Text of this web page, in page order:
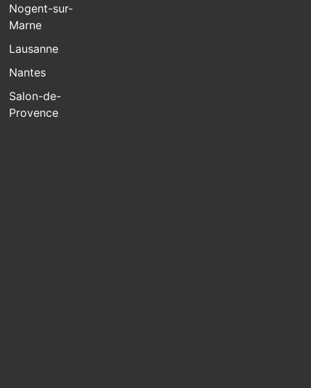
Nogent-sur-
Marne
Lausanne
Nantes
Salon-de-
Provence